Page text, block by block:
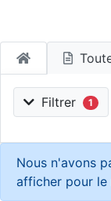
Filtrer 1
Nous n'avons
afficher pour le